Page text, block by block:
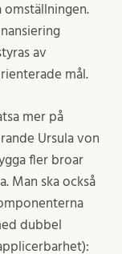
av
mål.
mer på
Ursula von
fler broar
Man ska också
dubbel